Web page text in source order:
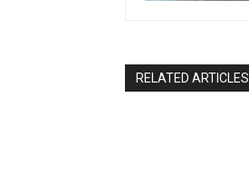
RELATED ARTICLES